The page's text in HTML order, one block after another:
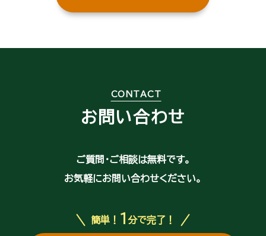
CONTACT
お問い合わせ
ご質問・ご相談は無料です。
お気軽にお問い合わせください。
簡単！ 1 分で完了！